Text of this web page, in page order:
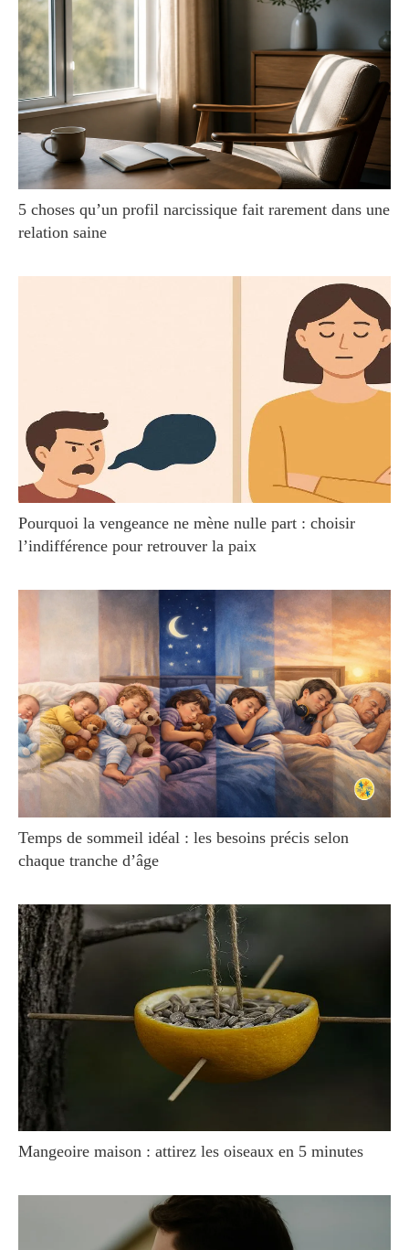
5 choses qu’un profil narcissique fait rarement dans une
relation saine
Pourquoi la vengeance ne mène nulle part : choisir
l’indifférence pour retrouver la paix
Temps de sommeil idéal : les besoins précis selon
chaque tranche d’âge
Mangeoire maison : attirez les oiseaux en 5 minutes